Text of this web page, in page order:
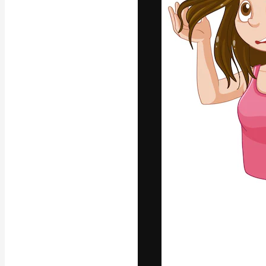
La plataforma
trabajo. Más
entre
estudios.
Español